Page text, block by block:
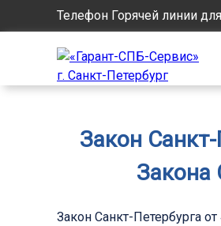
Телефон Горячей линии
Закон
Закона
Закон Санкт-Петербурга